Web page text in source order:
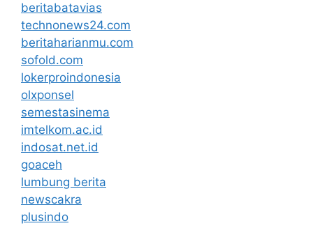
beritabatavias
technonews24.com
beritaharianmu.com
sofold.com
lokerproindonesia
olxponsel
semestasinema
imtelkom.ac.id
indosat.net.id
goaceh
lumbung berita
newscakra
plusindo